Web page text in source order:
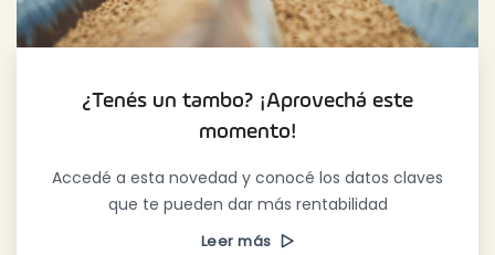
¿Tenés un tambo? ¡Aprovechá este
momento!
Accedé a esta novedad y conocé los datos claves
que te pueden dar más rentabilidad
Leer más